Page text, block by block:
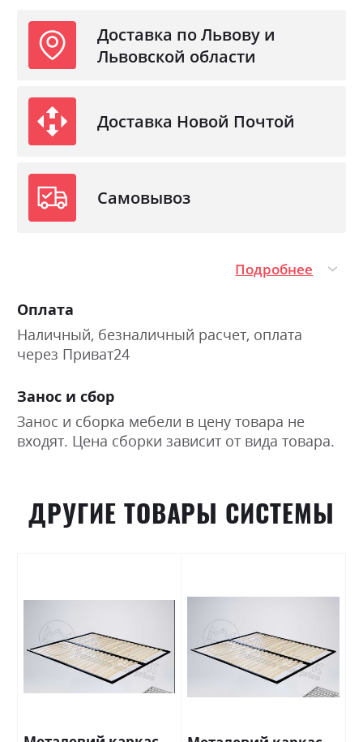
Доставка по Львову и
Львовской области
Доставка Новой Почтой
Самовывоз
Подробнее
Оплата
Наличный, безналичный расчет, оплата
через Приват24
Занос и сбор
Занос и сборка мебели в цену товара не
входят. Цена сборки зависит от вида товара.
ДРУГИЕ ТОВАРЫ СИСТЕМЫ